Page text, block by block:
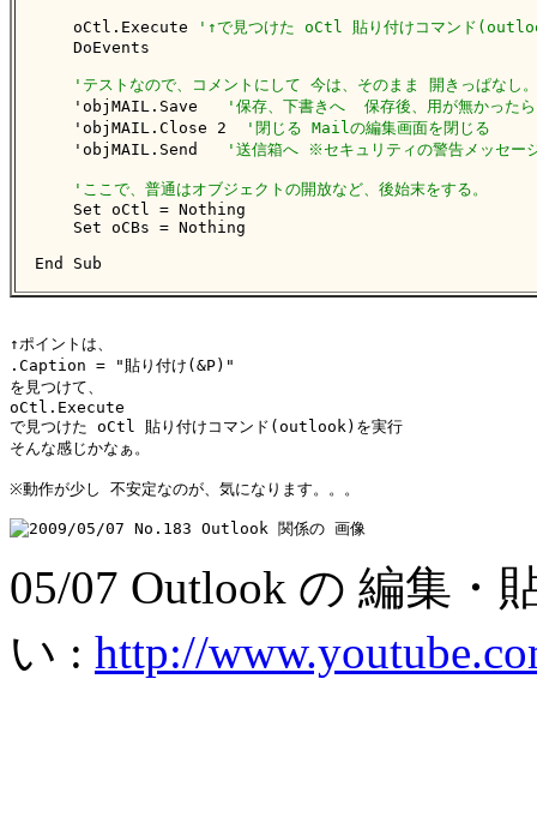
    oCtl.Execute
'↑で見つけた oCtl 貼り付けコマンド
    DoEvents
'テストなので、コメントにして 今は、そのまま 開きっぱなし。
    'objMAIL.Save
'保存、下書きへ  保存後、用が無かった
    'objMAIL.Close 2
'閉じる Mailの編集画面を閉じる
    'objMAIL.Send
'送信箱へ ※セキュリティの警告メッセー
'ここで、普通はオブジェクトの開放など、後始末をする。
    Set oCtl = Nothing
    Set oCBs = Nothing
End Sub
↑ポイントは、
.Caption = "貼り付け(&P)"
を見つけて、
oCtl.Execute
で見つけた oCtl 貼り付けコマンド(outlook)を実行
そんな感じかなぁ。
※動作が少し 不安定なのが、気になります。。。
05/07 Outlook の 編集・
い : http://